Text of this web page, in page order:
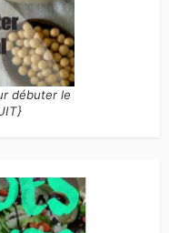
débuter le